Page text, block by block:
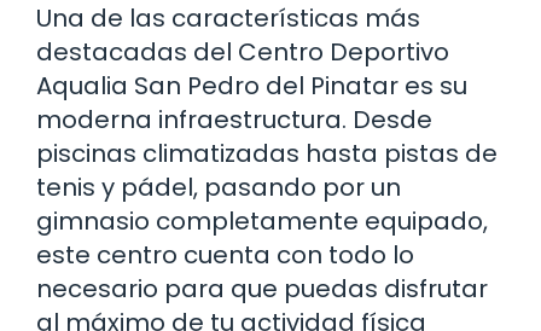
Una de las características más
destacadas del Centro Deportivo
Aqualia San Pedro del Pinatar es su
moderna infraestructura. Desde
piscinas climatizadas hasta pistas de
tenis y pádel, pasando por un
gimnasio completamente equipado,
este centro cuenta con todo lo
necesario para que puedas disfrutar
al máximo de tu actividad física